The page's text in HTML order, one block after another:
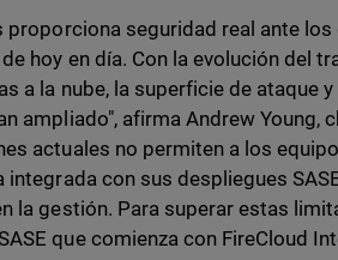
proporciona seguridad real ante
hoy en día. Con la evolución del
a la nube, la superficie de ataque
ampliado", afirma Andrew Young,
actuales no permiten a los
con sus despliegues
la gestión. Para superar estas
que comienza con FireCloud